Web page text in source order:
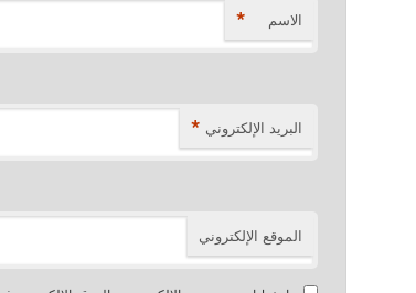
الاسم *
البريد الإلكتروني *
الموقع الإلكتروني